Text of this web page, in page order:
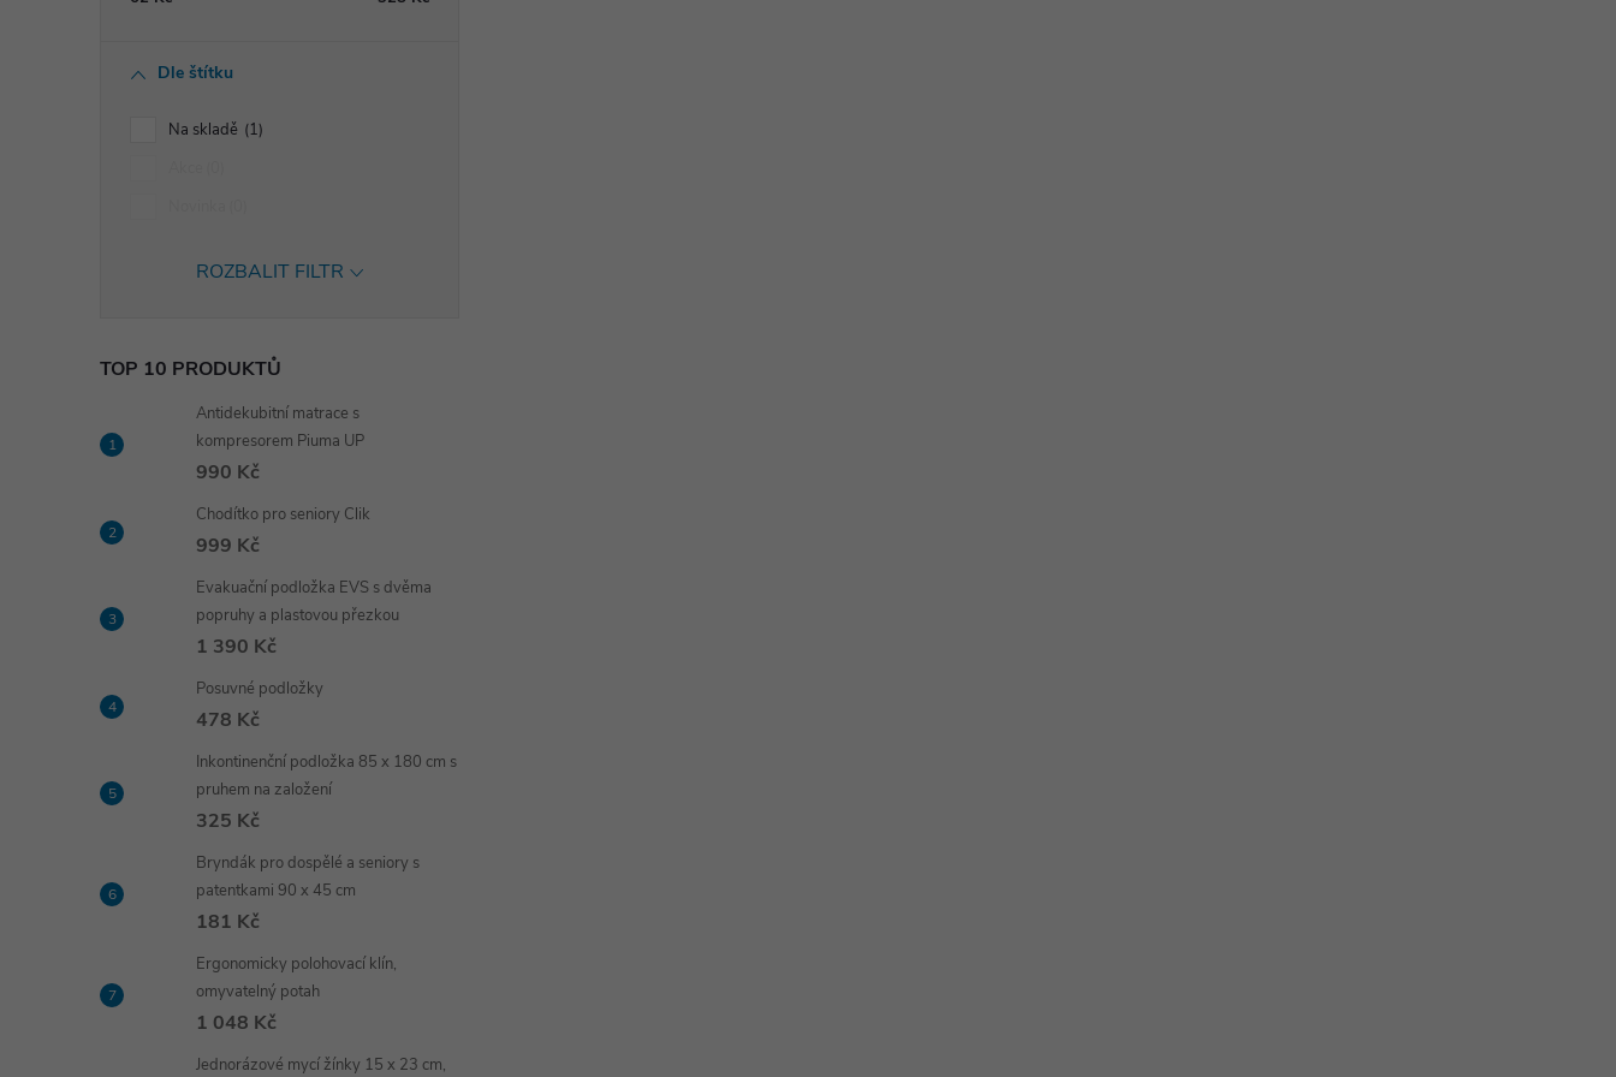
Dle štítku
Na skladě
1
ROZBALIT FILTR
TOP 10 PRODUKTŮ
Antidekubitní matrace s
kompresorem Piuma UP
990 Kč
Chodítko pro seniory Clik
999 Kč
Evakuační podložka EVS s dvěma
popruhy a plastovou přezkou
1 390 Kč
Posuvné podložky
478 Kč
Inkontinenční podložka 85 x 180 cm s
pruhem na založení
325 Kč
Bryndák pro dospělé a seniory s
patentkami 90 x 45 cm
181 Kč
Ergonomicky polohovací klín,
omyvatelný potah
1 048 Kč
Jednorázové mycí žínky 15 x 23 cm,